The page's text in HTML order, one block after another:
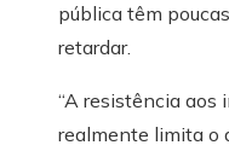
pública têm
retardar.
“A resistência aos
realmente limita o